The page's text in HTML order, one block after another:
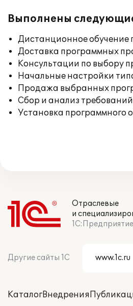
Выполнены
Дистанционное обучение
Доставка программных
Консультации по выбору
Начальные настройки
Продажа выбранных
Сбор и анализ
Установка программного
Отраслевые
и
1С:Предприятие
Другие сайты 1С
КаталогВнедрения